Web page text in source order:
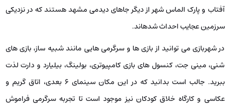
آفتاب و پارک الماس شهر از دیگر جاهای دیدمی مشهد هستند که در نزدیکی
سرزمین عجایب احداث شده­اند.
در شهربازی می توانید از بازی ها و سرگرمی هایی مانند شبیه ساز، بازی های
شنی، مینی جت، کنسول های بازی کامپیوتری، بولینگ، بیلیارد و دارت لذت
ببرید. جالب است بدانید که در این مکان سینمای 6 بعدی، اتاق گریم و
عکاسی و کارگاه خلاق کودکان نیز موجود است تا تجربه سرگرمی فراموش